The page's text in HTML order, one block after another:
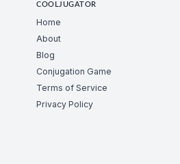
COOLJUGATOR
Home
About
Blog
Conjugation Game
Terms of Service
Privacy Policy